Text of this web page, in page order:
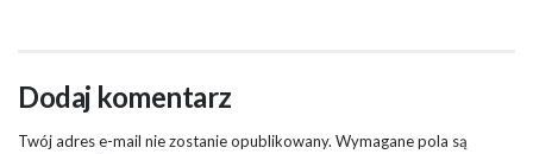
Dodaj komentarz
Twój adres e-mail nie zostanie opublikowany. Wymagane pola są